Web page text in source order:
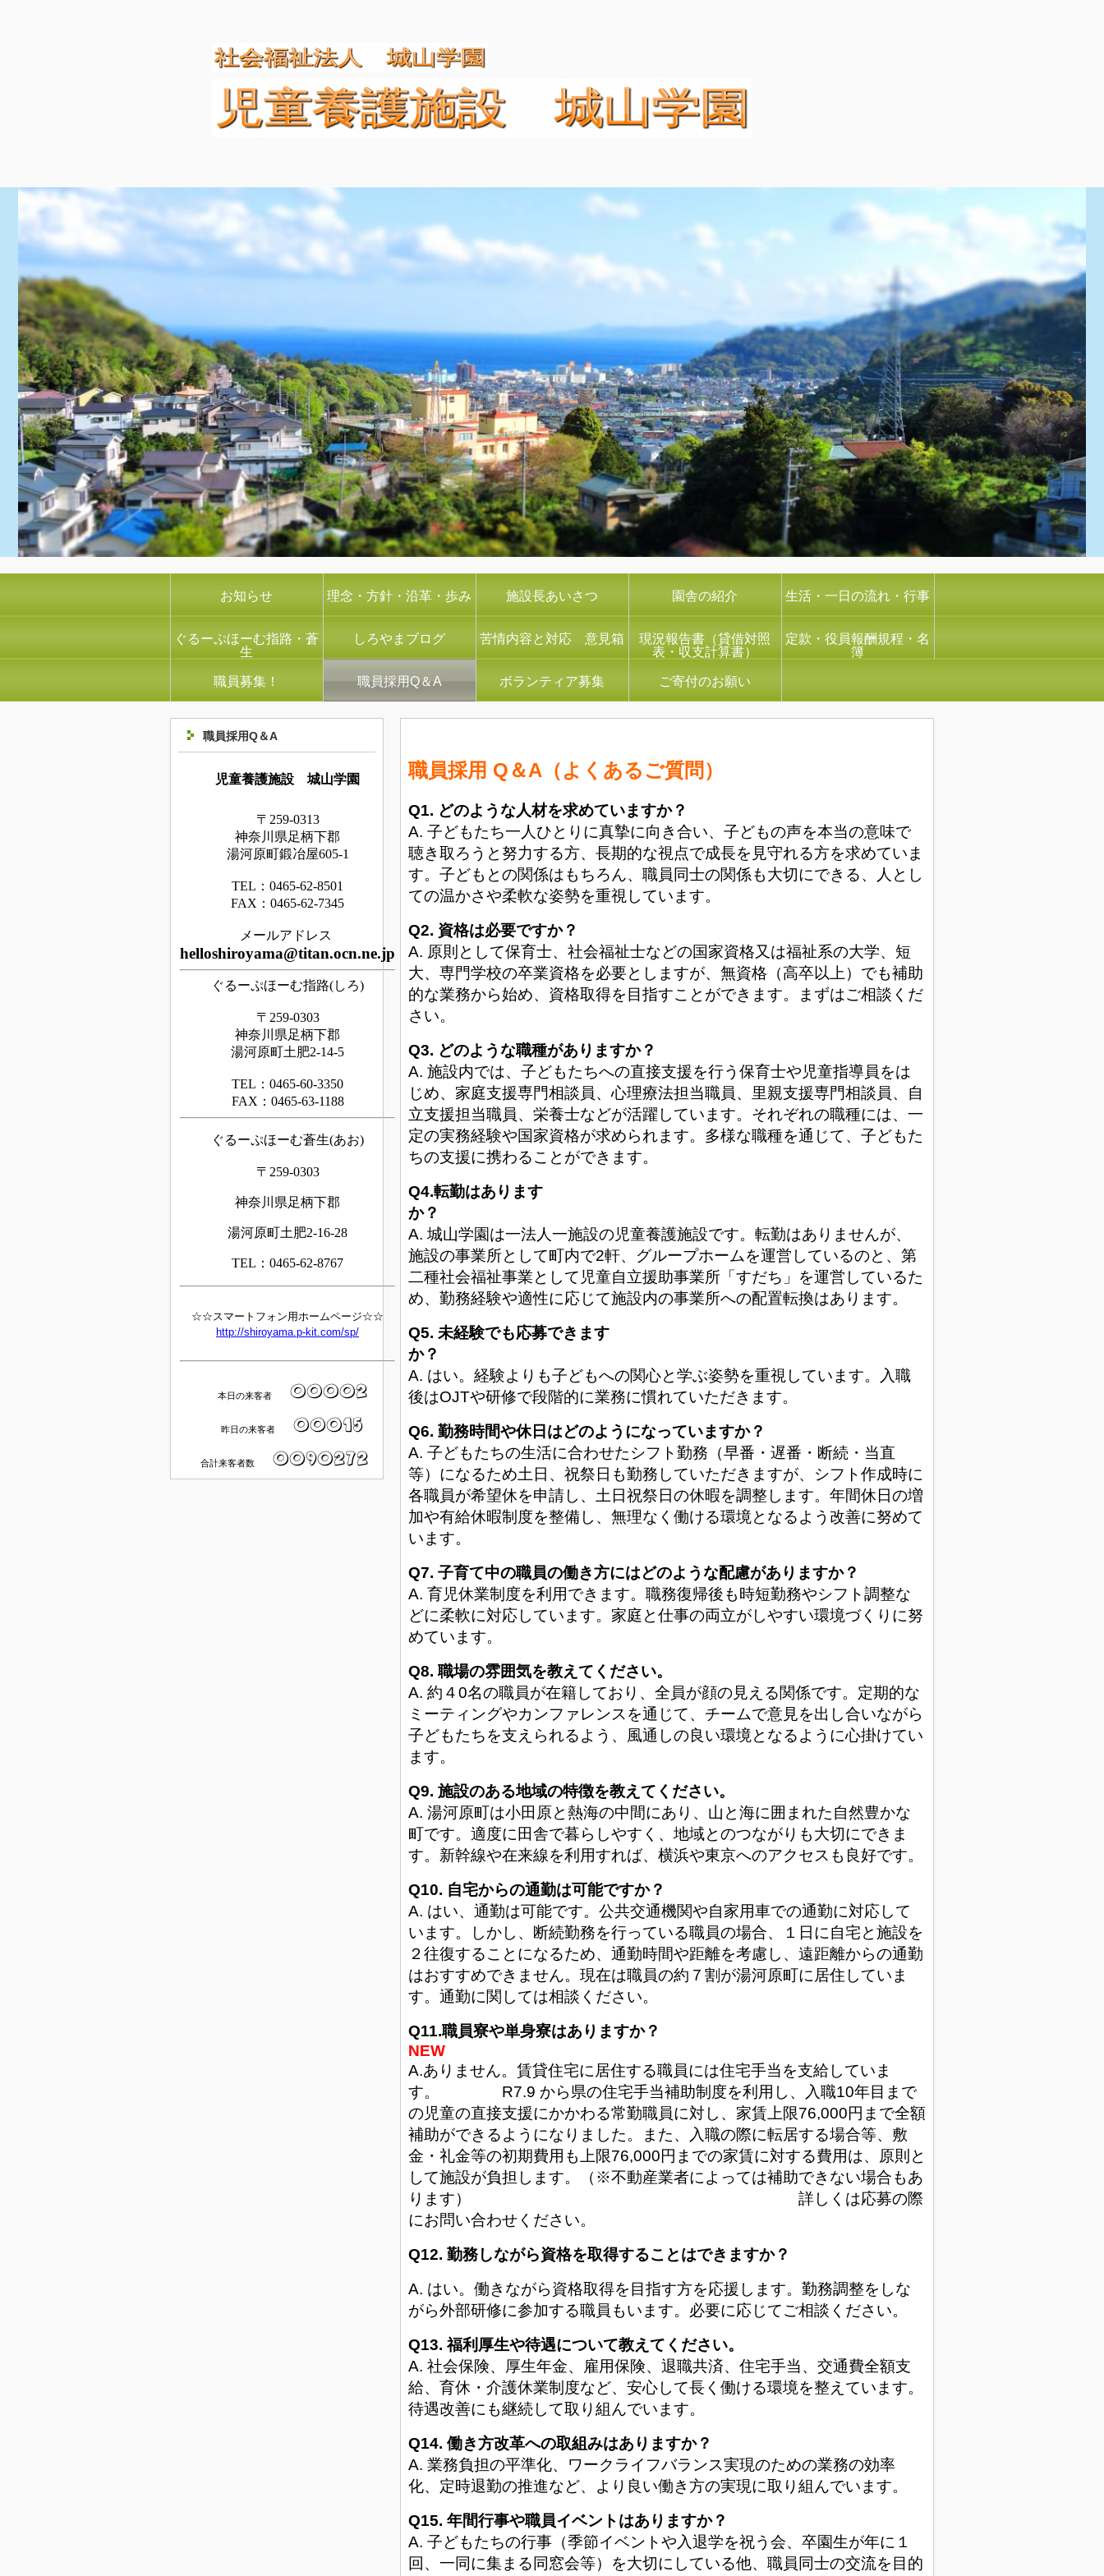
お知らせ 理念・方針・沿革・歩み 施設長あいさつ 園舎の紹介 生活・一日の流れ・行事
ぐるーぷほーむ指路・蒼
生
しろやまブログ 苦情内容と対応 意見箱
現況報告書（貸借対照
表・収支計算書）
定款・役員報酬規程・名
簿
職員募集！ 職員採用Q＆A ボランティア募集 ご寄付のお願い
職員採用Q＆A
児童養護施設 城山学園
〒259-0313
神奈川県足柄下郡
湯河原町鍛冶屋605-1
TEL：0465‐62‐8501
FAX：0465‐62‐7345
メールアドレス
helloshiroyama@titan.ocn.ne.jp
ぐるーぷほーむ指路(しろ)
〒259-0303
神奈川県足柄下郡
湯河原町土肥2-14-5
TEL：0465-60-3350
FAX：0465-63-1188
ぐるーぷほーむ蒼生(あお)
〒259-0303
神奈川県足柄下郡
湯河原町土肥2-16-28
TEL：0465-62-8767
☆☆スマートフォン用ホームページ☆☆
http://shiroyama.p-kit.com/sp/
本日の来客者
昨日の来客者
合計来客者数
職員採用 Q＆A（よくあるご質問）
Q1. どのような人材を求めていますか？
A. 子どもたち一人ひとりに真摯に向き合い、子どもの声を本当の意味で
聴き取ろうと努力する方、長期的な視点で成長を見守れる方を求めていま
す。子どもとの関係はもちろん、職員同士の関係も大切にできる、人とし
ての温かさや柔軟な姿勢を重視しています。
Q2. 資格は必要ですか？
A. 原則として保育士、社会福祉士などの国家資格又は福祉系の大学、短
大、専門学校の卒業資格を必要としますが、無資格（高卒以上）でも補助
的な業務から始め、資格取得を目指すことができます。まずはご相談くだ
さい。
Q3. どのような職種がありますか？
A. 施設内では、子どもたちへの直接支援を行う保育士や児童指導員をは
じめ、家庭支援専門相談員、心理療法担当職員、里親支援専門相談員、自
立支援担当職員、栄養士などが活躍しています。それぞれの職種には、一
定の実務経験や国家資格が求められます。多様な職種を通じて、子どもた
ちの支援に携わることができます。
Q4.転勤はあります
か？
A. 城山学園は一法人一施設の児童養護施設です。転勤はありませんが、
施設の事業所として町内で2軒、グループホームを運営しているのと、第
二種社会福祉事業として児童自立援助事業所「すだち」を運営しているた
め、勤務経験や適性に応じて施設内の事業所への配置転換はあります。
Q5. 未経験でも応募できます
か？
A. はい。経験よりも子どもへの関心と学ぶ姿勢を重視しています。入職
後はOJTや研修で段階的に業務に慣れていただきます。
Q6. 勤務時間や休日はどのようになっていますか？
A. 子どもたちの生活に合わせたシフト勤務（早番・遅番・断続・当直
等）になるため土日、祝祭日も勤務していただきますが、シフト作成時に
各職員が希望休を申請し、土日祝祭日の休暇を調整します。年間休日の増
加や有給休暇制度を整備し、無理なく働ける環境となるよう改善に努めて
います。
Q7. 子育て中の職員の働き方にはどのような配慮がありますか？
A. 育児休業制度を利用できます。職務復帰後も時短勤務やシフト調整な
どに柔軟に対応しています。家庭と仕事の両立がしやすい環境づくりに努
めています。
Q8. 職場の雰囲気を教えてください。
A. 約４0名の職員が在籍しており、全員が顔の見える関係です。定期的な
ミーティングやカンファレンスを通じて、チームで意見を出し合いながら
子どもたちを支えられるよう、風通しの良い環境となるように心掛けてい
ます。
Q9. 施設のある地域の特徴を教えてください。
A. 湯河原町は小田原と熱海の中間にあり、山と海に囲まれた自然豊かな
町です。適度に田舎で暮らしやすく、地域とのつながりも大切にできま
す。新幹線や在来線を利用すれば、横浜や東京へのアクセスも良好です。
Q10. 自宅からの通勤は可能ですか？
A. はい、通勤は可能です。公共交通機関や自家用車での通勤に対応して
います。しかし、断続勤務を行っている職員の場合、１日に自宅と施設を
２往復することになるため、通勤時間や距離を考慮し、遠距離からの通勤
はおすすめできません。現在は職員の約７割が湯河原町に居住していま
す。通勤に関しては相談ください。
Q11.職員寮や単身寮はありますか？
NEW
A.ありません。賃貸住宅に居住する職員には住宅手当を支給していま
す。 R7.9 から県の住宅手当補助制度を利用し、入職10年目まで
の児童の直接支援にかかわる常勤職員に対し、家賃上限76,000円まで全額
補助ができるようになりました。また、入職の際に転居する場合等、敷
金・礼金等の初期費用も上限76,000円までの家賃に対する費用は、原則と
して施設が負担します。（※不動産業者によっては補助できない場合もあ
ります） 詳しくは応募の際
にお問い合わせください。
Q12. 勤務しながら資格を取得することはできますか？
A. はい。働きながら資格取得を目指す方を応援します。勤務調整をしな
がら外部研修に参加する職員もいます。必要に応じてご相談ください。
Q13. 福利厚生や待遇について教えてください。
A. 社会保険、厚生年金、雇用保険、退職共済、住宅手当、交通費全額支
給、育休・介護休業制度など、安心して長く働ける環境を整えています。
待遇改善にも継続して取り組んでいます。
Q14. 働き方改革への取組みはありますか？
A. 業務負担の平準化、ワークライフバランス実現のための業務の効率
化、定時退勤の推進など、より良い働き方の実現に取り組んでいます。
Q15. 年間行事や職員イベントはありますか？
A. 子どもたちの行事（季節イベントや入退学を祝う会、卒園生が年に１
回、一同に集まる同窓会等）を大切にしている他、職員同士の交流を目的